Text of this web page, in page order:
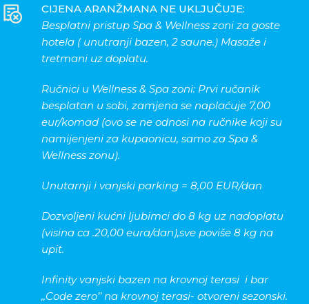
CIJENA ARANŽMANA NE UKLJUČUJE:
Besplatni pristup Spa & Wellness zoni za goste
hotela ( unutranji bazen, 2 saune.) Masaže i
tretmani uz doplatu.
Ručnici u Wellness & Spa zoni: Prvi ručanik
besplatan u sobi, zamjena se naplaćuje 7,00
eur/komad (ovo se ne odnosi na ručnike koji su
namijenjeni za kupaonicu, samo za Spa &
Wellness zonu).
Unutarnji i vanjski parking = 8,00 EUR/dan
Dozvoljeni kućni ljubimci do 8 kg uz nadoplatu
(visina ca .20,00 eura/dan),sve poviše 8 kg na
upit.
Infinity vanjski bazen na krovnoj terasi i bar
,,Code zero’’ na krovnoj terasi- otvoreni sezonski.